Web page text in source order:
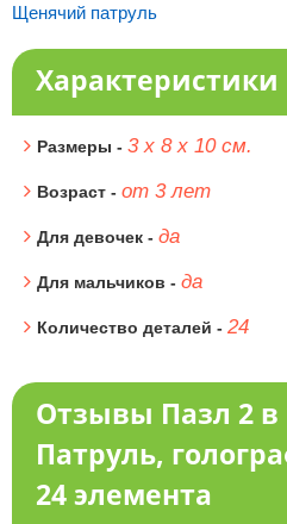
Щенячий патруль
Характеристики
Размеры - 3 х 8 х 10 см.
Возраст - от 3 лет
Для девочек - да
Для мальчиков - да
Количество деталей - 24
Отзывы Пазл 2
Патруль,
24 элемента